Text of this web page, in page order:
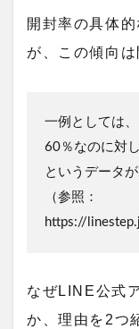
開封率の具体
が、この傾向は
一例としては
60％なのに対
というデータが
（参照：
https://
なぜLINE公式
か、理由を2つ